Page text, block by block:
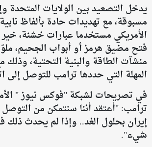
يدخل التصعيد بين الولايات المتحدة
مسبوقة، مع تهديدات حادة بألفاظ
الأمريكي مستخدما عبارات خشنة،
فتح مضيق هرمز أو أبواب الجحيم،
منشآت الطاقة والبنية التحتية، وذلك
المهلة التي حددها ترامب للتوصل إلى
في تصريحات لشبكة "فوكس نيوز "
ترامب: "أعتقد أننا سنتمكن من
إيران بحلول الغد.. وإذا لم يحدث
شيء".